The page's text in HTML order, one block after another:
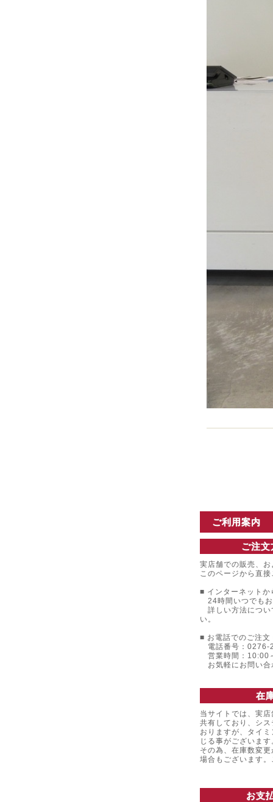
ご利用案内
ご注
実店舗での販売、
このページから直
■ インターネットか
24時間いつでも
詳しい方法につい
い。
■ お電話でのご注文
電話番号：0276-
営業時間：10:00
お気軽にお問い合
在
当サイトでは、実
共有しており、シ
おりますが、タイ
じる事がございます
その為、在庫数変
場合もございます
お支